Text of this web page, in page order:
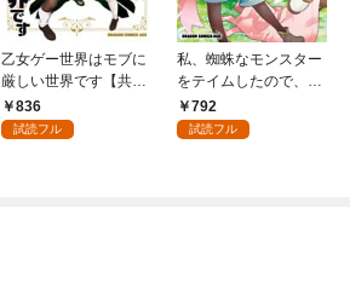
乙女ゲー世界はモブに
厳しい世界です【共和
国編】 ０１
836
試読フル
私、蜘蛛なモンスター
をテイムしたので、ス
パイダーシルクで裁縫
を頑張ります！ 1
792
試読フル